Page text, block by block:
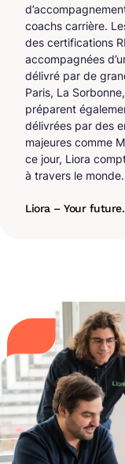
coachs carrière.
des certifications
accompagnées
délivré par de
Paris, La
préparent
délivrées par des
majeures comme
ce jour, Liora
à travers le monde.
Liora – Your